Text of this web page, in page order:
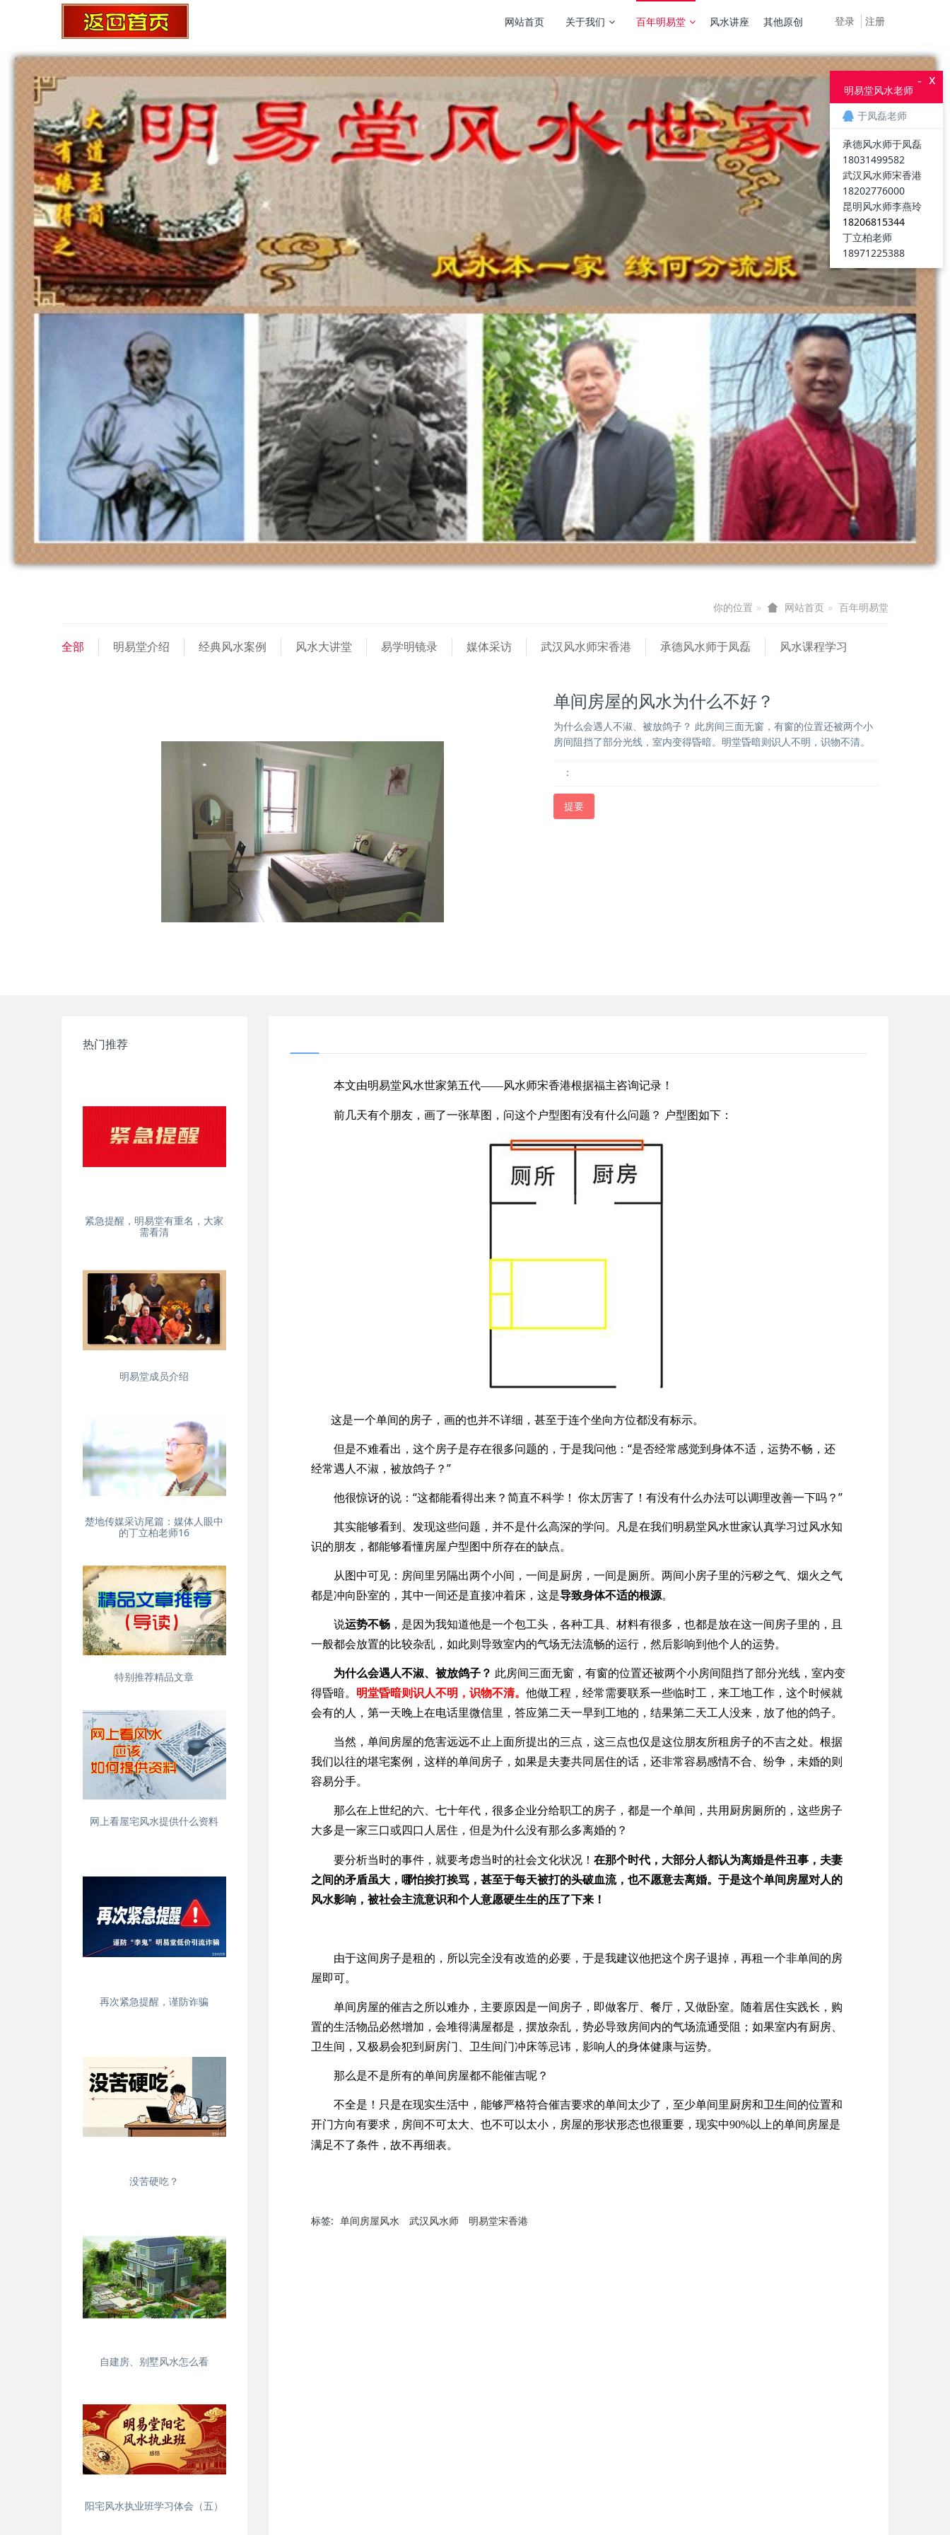
登录 注册
网站首页 关于我们 百年明易堂 风水讲座 其他原创
你的位置 网站首页 百年明易堂
全部 明易堂介绍 经典风水案例 风水大讲堂 易学明镜录 媒体采访 武汉风水师宋香港 承德风水师于凤磊 风水课程学习
单间房屋的风水为什么不好？
为什么会遇人不淑、被放鸽子？ 此房间三面无窗，有窗的位置还被两个小
房间阻挡了部分光线，室内变得昏暗。明堂昏暗则识人不明，识物不清。
：
提要
本文由明易堂风水世家第五代——风水师宋香港根据福主咨询记录！
前几天有个朋友，画了一张草图，问这个户型图有没有什么问题？ 户型图如下：
这是一个单间的房子，画的也并不详细，甚至于连个坐向方位都没有标示。
但是不难看出，这个房子是存在很多问题的，于是我问他：“是否经常感觉到身体不适，运势不畅，还
经常遇人不淑，被放鸽子？”
他很惊讶的说：“这都能看得出来？简直不科学！ 你太厉害了！有没有什么办法可以调理改善一下吗？”
其实能够看到、发现这些问题，并不是什么高深的学问。凡是在我们明易堂风水世家认真学习过风水知
识的朋友，都能够看懂房屋户型图中所存在的缺点。
从图中可见：房间里另隔出两个小间，一间是厨房，一间是厕所。两间小房子里的污秽之气、烟火之气
都是冲向卧室的，其中一间还是直接冲着床，这是导致身体不适的根源。
说运势不畅，是因为我知道他是一个包工头，各种工具、材料有很多，也都是放在这一间房子里的，且
一般都会放置的比较杂乱，如此则导致室内的气场无法流畅的运行，然后影响到他个人的运势。
为什么会遇人不淑、被放鸽子？ 此房间三面无窗，有窗的位置还被两个小房间阻挡了部分光线，室内变
得昏暗。 明堂昏暗则识人不明，识物不清。 他做工程，经常需要联系一些临时工，来工地工作，这个时候就
会有的人，第一天晚上在电话里微信里，答应第二天一早到工地的，结果第二天工人没来，放了他的鸽子。
当然，单间房屋的危害远远不止上面所提出的三点，这三点也仅是这位朋友所租房子的不吉之处。根据
我们以往的堪宅案例，这样的单间房子，如果是夫妻共同居住的话，还非常容易感情不合、纷争，未婚的则
容易分手。
那么在上世纪的六、七十年代，很多企业分给职工的房子，都是一个单间，共用厨房厕所的，这些房子
大多是一家三口或四口人居住，但是为什么没有那么多离婚的？
要分析当时的事件，就要考虑当时的社会文化状况！ 在那个时代，大部分人都认为离婚是件丑事，夫妻
之间的矛盾虽大，哪怕挨打挨骂，甚至于每天被打的头破血流，也不愿意去离婚。于是这个单间房屋对人的
风水影响，被社会主流意识和个人意愿硬生生的压了下来！
由于这间房子是租的，所以完全没有改造的必要，于是我建议他把这个房子退掉，再租一个非单间的房
屋即可。
单间房屋的催吉之所以难办，主要原因是一间房子，即做客厅、餐厅，又做卧室。随着居住实践长，购
置的生活物品必然增加，会堆得满屋都是，摆放杂乱，势必导致房间内的气场流通受阻；如果室内有厨房、
卫生间，又极易会犯到厨房门、卫生间门冲床等忌讳，影响人的身体健康与运势。
那么是不是所有的单间房屋都不能催吉呢？
不全是！只是在现实生活中，能够严格符合催吉要求的单间太少了，至少单间里厨房和卫生间的位置和
开门方向有要求，房间不可太大、也不可以太小，房屋的形状形态也很重要，现实中90%以上的单间房屋是
满足不了条件，故不再细表。
标签: 单间房屋风水 武汉风水师 明易堂宋香港
热门推荐
紧急提醒，明易堂有重名，大家
需看清
明易堂成员介绍
楚地传媒采访尾篇：媒体人眼中
的丁立柏老师16
特别推荐精品文章
网上看屋宅风水提供什么资料
再次紧急提醒，谨防诈骗
没苦硬吃？
自建房、别墅风水怎么看
阳宅风水执业班学习体会（五）
x
-
明易堂风水老师
于凤磊老师
承德风水师于凤磊
18031499582
武汉风水师宋香港
18202776000
昆明风水师李燕玲
18206815344
丁立柏老师
18971225388